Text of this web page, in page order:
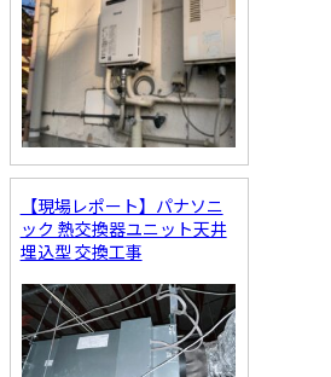
【現場レポート】パナソニ
ック 熱交換器ユニット天井
埋込型 交換工事